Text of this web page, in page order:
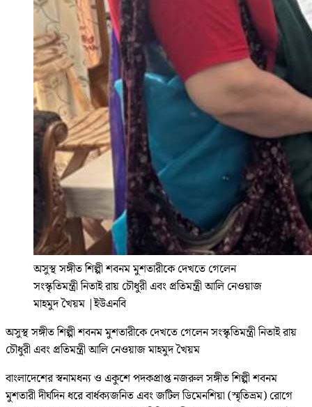
অসুস্থ সঙ্গীত শিল্পী শবনম মুশতারীকে দেখতে গেলেন
সংস্কৃতিমন্ত্রী নিতাই রায় চৌধুরী এবং প্রতিমন্ত্রী আলি নেওয়াজ
মাহমুদ খৈয়ম |ইউএনবি
অসুস্থ সঙ্গীত শিল্পী শবনম মুশতারীকে দেখতে গেলেন সংস্কৃতিমন্ত্রী নিতাই রায়
চৌধুরী এবং প্রতিমন্ত্রী আলি নেওয়াজ মাহমুদ খৈয়ম
বাংলাদেশের স্বনামধন্য ও একুশে পদকপ্রাপ্ত নজরুল সঙ্গীত শিল্পী শবনম
মুশতারী দীর্ঘদিন ধরে বার্ধক্যজনিত এবং জটিল ডিমেনশিয়া (স্মৃতিভ্রম) রোগে